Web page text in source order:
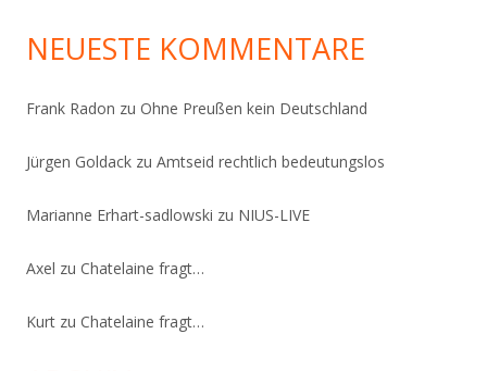
NEUESTE KOMMENTARE
Frank Radon zu Ohne Preußen kein Deutschland
Jürgen Goldack zu Amtseid rechtlich bedeutungslos
Marianne Erhart-sadlowski zu NIUS-LIVE
Axel zu Chatelaine fragt…
Kurt zu Chatelaine fragt…